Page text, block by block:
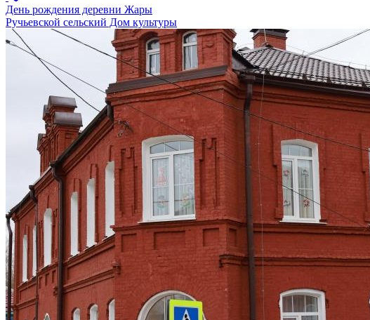
День рождения деревни Жары
Ручьевской сельский Дом культуры